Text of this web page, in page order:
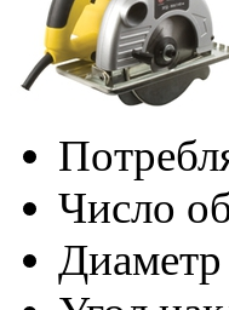
Число
Диаметр